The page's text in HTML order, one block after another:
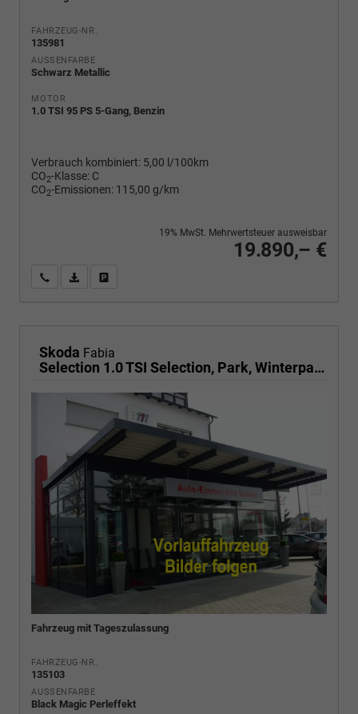
FAHRZEUG-NR.
135981
AUSSENFARBE
Schwarz Metallic
MOTOR
1.0 TSI 95 PS 5-Gang, Benzin
Verbrauch kombiniert: 5,00 l/100km
CO2-Klasse: C
CO2-Emissionen: 115,00 g/km
19.890,– €
19% MwSt. Mehrwertsteuer ausweisbar
Wir rufen Sie anPDF-Fahrzeugexposé drucken
Skoda Fabia
Selection 1.0 TSI Selection, Park, Winterpaket, SmartLink, 4 J.-Garantie
Fahrzeug mit Tageszulassung
FAHRZEUG-NR.
135103
AUSSENFARBE
Black Magic Perleffekt